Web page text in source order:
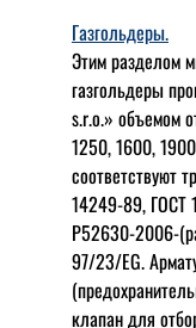
Газгольдеры.
Этим разделом
газгольдеры
s.r.o.» объемом
1250, 1600,
соответствуют
14249-89, ГОСТ
Р52630-2006-
97/23/EG.
клапан для